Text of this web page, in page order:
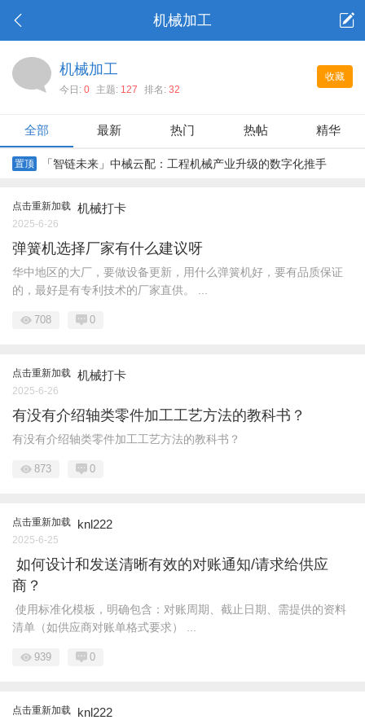
机械加工
收藏
机械加工
今日: 0 主题: 127 排名: 32
全部 最新 热门 热帖 精华
置顶 「智链未来」中械云配：工程机械产业升级的数字化推手
点击重新加载 机械打卡
2025-6-26
弹簧机选择厂家有什么建议呀
华中地区的大厂，要做设备更新，用什么弹簧机好，要有品质保证
的，最好是有专利技术的厂家直供。 ...
708 0
点击重新加载 机械打卡
2025-6-26
有没有介绍轴类零件加工工艺方法的教科书？
有没有介绍轴类零件加工工艺方法的教科书？
873 0
点击重新加载 knl222
2025-6-25
如何设计和发送清晰有效的对账通知/请求给供应
商？
使用标准化模板，明确包含：对账周期、截止日期、需提供的资料
清单（如供应商对账单格式要求） ...
939 0
点击重新加载 knl222